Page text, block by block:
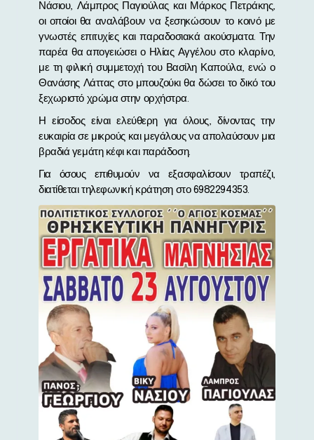
Νάσιου, Λάμπρος Παγιούλας και Μάρκος Πετράκης,
οι οποίοι θα αναλάβουν να ξεσηκώσουν το κοινό με
γνωστές επιτυχίες και παραδοσιακά ακούσματα. Την
παρέα θα απογειώσει ο Ηλίας Αγγέλου στο κλαρίνο,
με τη φιλική συμμετοχή του Βασίλη Καπούλα, ενώ ο
Θανάσης Λάττας στο μπουζούκι θα δώσει το δικό του
ξεχωριστό χρώμα στην ορχήστρα.
Η είσοδος είναι ελεύθερη για όλους, δίνοντας την
ευκαιρία σε μικρούς και μεγάλους να απολαύσουν μια
βραδιά γεμάτη κέφι και παράδοση.
Για όσους επιθυμούν να εξασφαλίσουν τραπέζι,
διατίθεται τηλεφωνική κράτηση στο 6982294353.